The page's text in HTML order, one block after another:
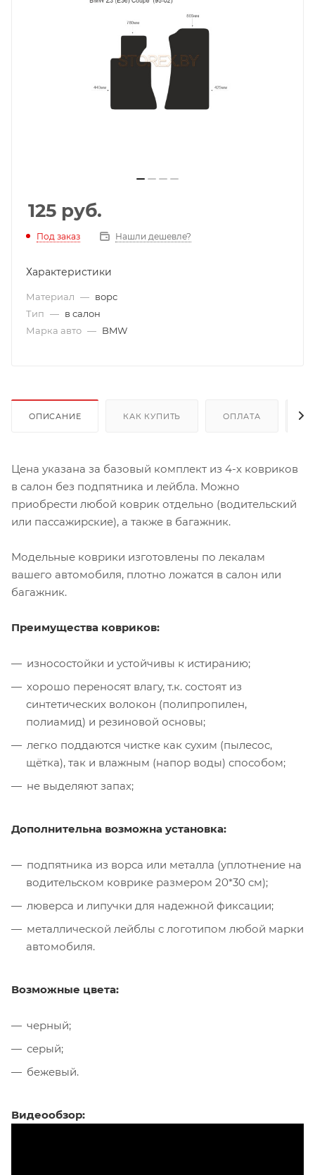
125 руб.
Под заказ Нашли дешевле?
Характеристики
Материал — ворс
Тип — в салон
Марка авто — BMW
ОПИСАНИЕ КАК КУПИТЬ ОПЛАТА
Цена указана за базовый комплект из 4-х ковриков
в салон без подпятника и лейбла. Можно
приобрести любой коврик отдельно (водительский
или пассажирские), а также в багажник.
Модельные коврики изготовлены по лекалам
вашего автомобиля, плотно ложатся в салон или
багажник.
Преимущества ковриков:
износостойки и устойчивы к истиранию;
хорошо переносят влагу, т.к. состоят из
синтетических волокон (полипропилен,
полиамид) и резиновой основы;
легко поддаются чистке как сухим (пылесос,
щётка), так и влажным (напор воды) способом;
не выделяют запах;
Дополнительна возможна установка:
подпятника из ворса или металла (уплотнение на
водительском коврике размером 20*30 см);
люверса и липучки для надежной фиксации;
металлической лейблы с логотипом любой марки
автомобиля.
Возможные цвета:
черный;
серый;
бежевый.
Видеообзор: